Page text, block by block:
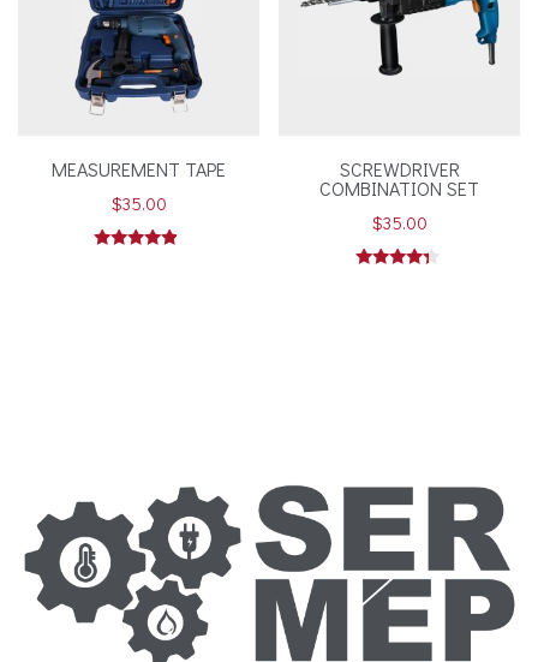
MEASUREMENT TAPE
$35.00
SCREWDRIVER
COMBINATION SET
$35.00